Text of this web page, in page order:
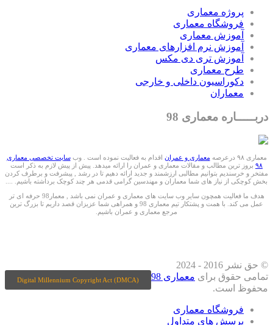
پروژه معماری
فروشگاه معماری
آموزش معماری
آموزش نرم افزارهای معماری
آموزش تری دی مکس
طرح معماری
دکوراسیون داخلی و خارجی
معماران
دربـــــاره معماری 98
معماری ۹۸ درعرصه معماری و عمران اقدام به فعالیت نموده است . وبسایت تخصصی معماری
۹۸ بروز ترین مطالب و مقالات معماری و عمران را ارائه میدهد. پیش از پیش لازم به ذکر است
مفتخر و خرسندیم بتوانیم مطالبی ارزشمند و جدید ارائه دهیم تا در رشد , پیشرفت و برطرف کردن
بخش کوچکی از نیاز های شما معماران و مهندسین گرامی قدمی هر چند کوچک برداشته باشیم. ....
هدف ما فعالیت همچون سایر وب سایت های معماری و عمران نمی باشد , معمار98 حرفه ای تر
عمل می کند. با همت و پشتکار تیم معماری 98 و همراهی شما عزیزان قصد داریم تا بزرگ ترین
مرجع معماری و عمران باشیم.
Digital Millennium Copyright Act (DMCA)
© حق نشر 2016 - 2024
تمامی حقوق برای معماری 98
محفوظ است.
فروشگاه معماری
پرسش های متداول